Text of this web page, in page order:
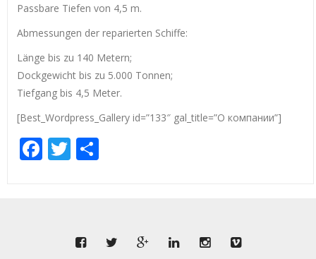
Passbare Tiefen von 4,5 m.
Abmessungen der reparierten Schiffe:
Länge bis zu 140 Metern;
Dockgewicht bis zu 5.000 Tonnen;
Tiefgang bis 4,5 Meter.
[Best_Wordpress_Gallery id=”133″ gal_title=”О компании”]
Facebook
Twitter
Empfehlen